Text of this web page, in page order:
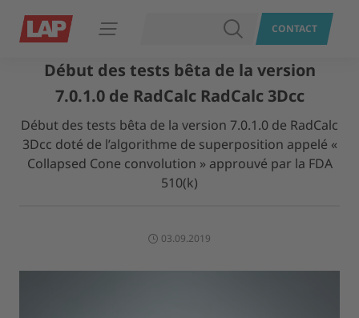
Ouvrir le menu RECHERCHER
CONTACT
Début des tests bêta de la version
7.0.1.0 de RadCalc RadCalc 3Dcc
Début des tests bêta de la version 7.0.1.0 de RadCalc
3Dcc doté de l’algorithme de superposition appelé «
Collapsed Cone convolution » approuvé par la FDA
510(k)
03.09.2019